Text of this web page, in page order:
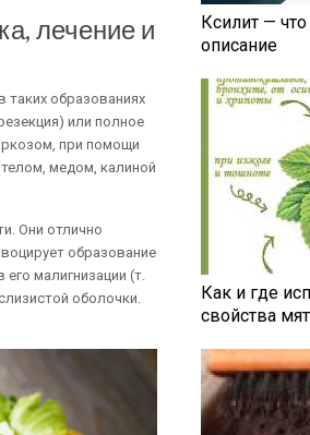
лечение и
таких образованиях
или полное
при помощи
медом, калиной
Они отлично
образование
малигнизации (т.
оболочки.
Ксилит —
описание
Как и где
свойства